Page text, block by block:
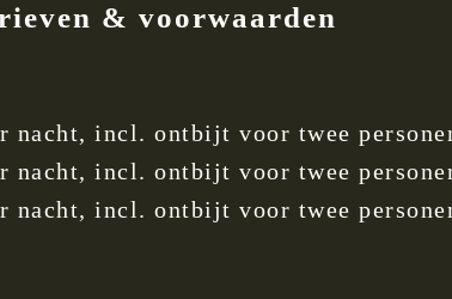
& voorwaarden
nacht, incl. ontbijt voor twee
nacht, incl. ontbijt voor twee
nacht, incl. ontbijt voor twee